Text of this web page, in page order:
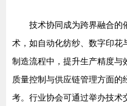
技术协同成为跨界融合的
术，如自动化纺纱、数字印花
制造流程中，提升生产精度与
质量控制与供应链管理方面
考。行业协会可通过举办技术